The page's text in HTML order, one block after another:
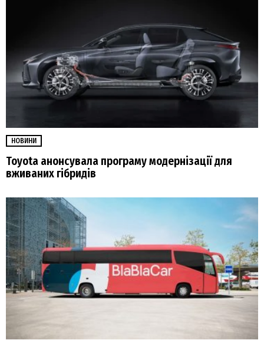
НОВИНИ
Toyota анонсувала програму модернізації для
вживаних гібридів